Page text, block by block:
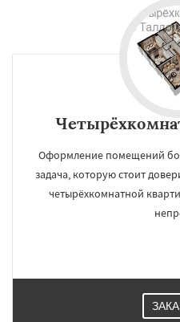
Оформление помещений
задача, которую стоит
четырёхкомнатной